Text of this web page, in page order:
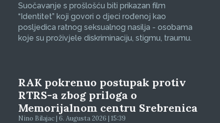
Suočavanje s prošlošću biti prikazan film
“Identitet” koji govori o djeci rođenoj kao
posljedica ratnog seksualnog nasilja - osobama
koje su proživjele diskriminaciju, stigmu, traumu.
RAK pokrenuo postupak protiv
RTRS-a zbog priloga o
Memorijalnom centru Srebrenica
Nino Bilajac | 6. Augusta 2026 | 15:39